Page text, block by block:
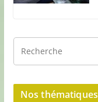
Nos thématiques